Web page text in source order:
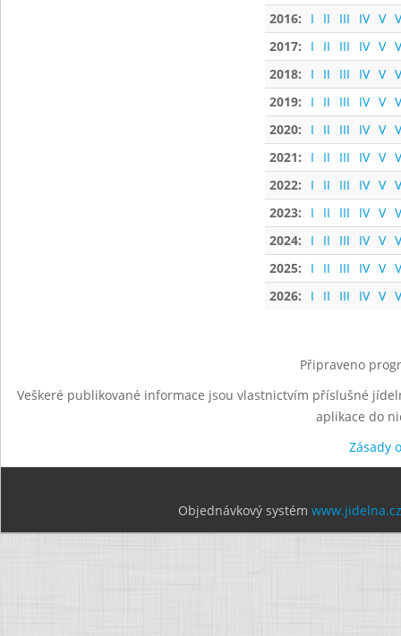
2016:
I II III IV V
2017:
I II III IV V
2018:
I II III IV V
2019:
I II III IV V
2020:
I II III IV V
2021:
I II III IV V
2022:
I II III IV V
2023:
I II III IV V
2024:
I II III IV V
2025:
I II III IV V
2026:
I II III IV V
Připraveno
Veškeré publikované informace jsou vlastnictvím příslušné
aplikace do
Zásady
Objednávkový systém www.jidelna.cz